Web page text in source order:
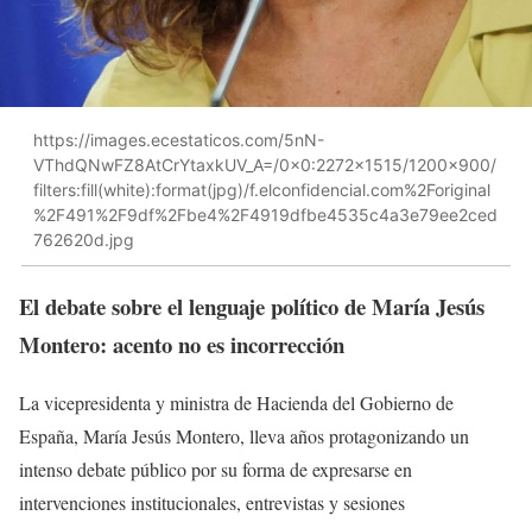
https://images.ecestaticos.com/5nN-
VThdQNwFZ8AtCrYtaxkUV_A=/0x0:2272x1515/1200x900/
filters:fill(white):format(jpg)/f.elconfidencial.com%2Foriginal
%2F491%2F9df%2Fbe4%2F4919dfbe4535c4a3e79ee2ced
762620d.jpg
El debate sobre el lenguaje político de María Jesús
Montero: acento no es incorrección
La vicepresidenta y ministra de Hacienda del Gobierno de
España, María Jesús Montero, lleva años protagonizando un
intenso debate público por su forma de expresarse en
intervenciones institucionales, entrevistas y sesiones